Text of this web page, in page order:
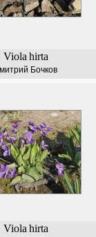
Viola hirta
Бочков
Viola hirta